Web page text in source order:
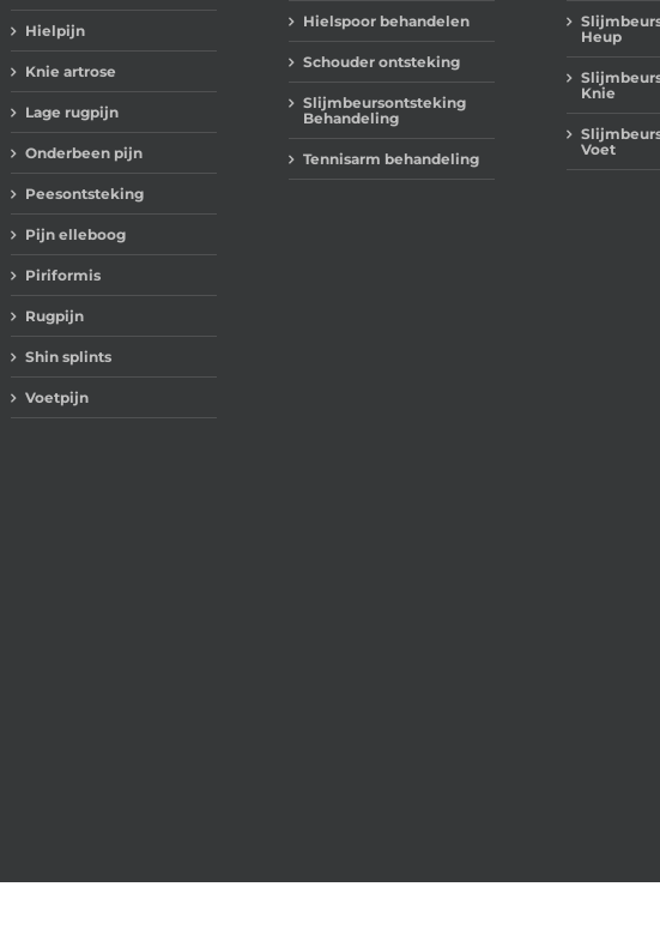
Hielpijn
Knie artrose
Lage rugpijn
Onderbeen pijn
Peesontsteking
Pijn elleboog
Piriformis
Rugpijn
Shin splints
Voetpijn
Hielspoor behandelen
Schouder ontsteking
Slijmbeursontsteking
Behandeling
Tennisarm behandeling
Heup
Knie
Voet